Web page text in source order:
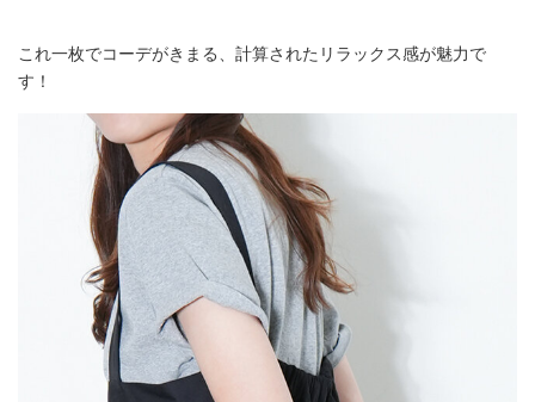
これ一枚でコーデがきまる、計算されたリラックス感が魅力で
す！